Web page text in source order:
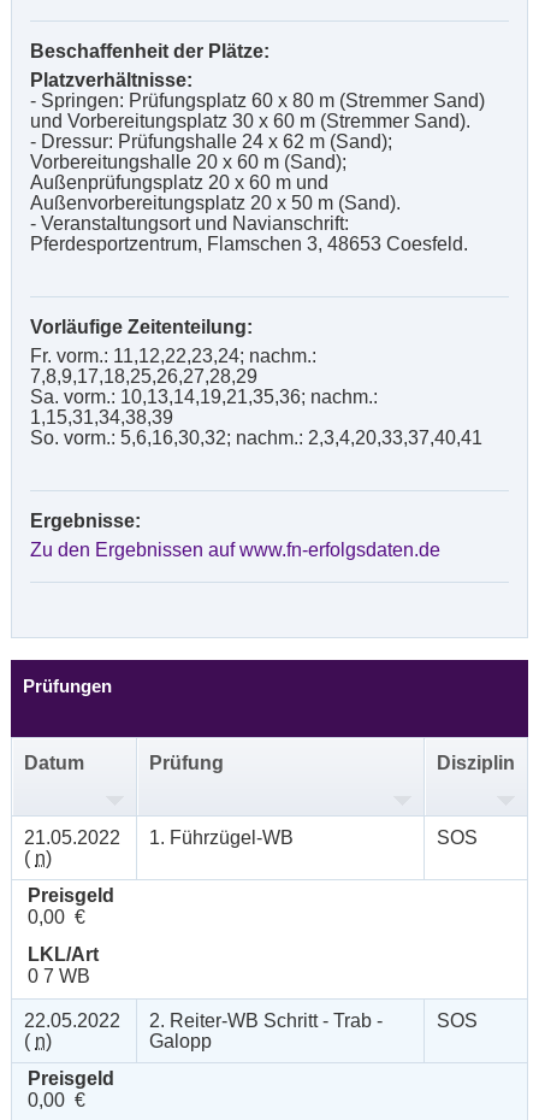
Beschaffenheit der Plätze:
Platzverhältnisse:
- Springen: Prüfungsplatz 60 x 80 m (Stremmer Sand)
und Vorbereitungsplatz 30 x 60 m (Stremmer Sand).
- Dressur: Prüfungshalle 24 x 62 m (Sand);
Vorbereitungshalle 20 x 60 m (Sand);
Außenprüfungsplatz 20 x 60 m und
Außenvorbereitungsplatz 20 x 50 m (Sand).
- Veranstaltungsort und Navianschrift:
Pferdesportzentrum, Flamschen 3, 48653 Coesfeld.
Vorläufige Zeitenteilung:
Fr. vorm.: 11,12,22,23,24; nachm.:
7,8,9,17,18,25,26,27,28,29
Sa. vorm.: 10,13,14,19,21,35,36; nachm.:
1,15,31,34,38,39
So. vorm.: 5,6,16,30,32; nachm.: 2,3,4,20,33,37,40,41
Ergebnisse:
Zu den Ergebnissen auf www.fn-erfolgsdaten.de
Prüfungen
Datum Prüfung Disziplin
21.05.2022
( n)
1. Führzügel-WB SOS
Preisgeld
0,00 €
LKL/Art
0 7 WB
22.05.2022
( n)
2. Reiter-WB Schritt - Trab -
Galopp
SOS
Preisgeld
0,00 €